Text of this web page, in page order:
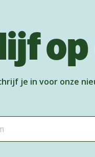
je in voor onze